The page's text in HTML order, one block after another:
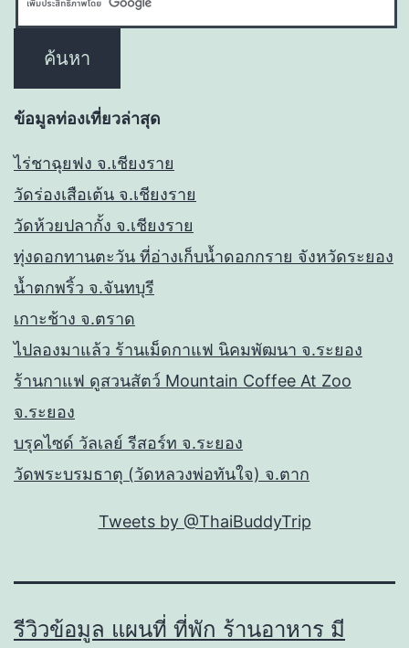
ข้อมูลท่องเที่ยวล่าสุด
ไร่ชาฉุยฟง จ.เชียงราย
วัดร่องเสือเต้น จ.เชียงราย
วัดห้วยปลากั้ง จ.เชียงราย
ทุ่งดอกทานตะวัน ที่อ่างเก็บน้ำดอกกราย จังหวัดระยอง
น้ำตกพริ้ว จ.จันทบุรี
เกาะช้าง จ.ตราด
ไปลองมาแล้ว ร้านเม็ดกาแฟ นิคมพัฒนา จ.ระยอง
ร้านกาแฟ ดูสวนสัตว์ Mountain Coffee At Zoo
จ.ระยอง
บรุคไซด์ วัลเลย์ รีสอร์ท จ.ระยอง
วัดพระบรมธาตุ (วัดหลวงพ่อทันใจ) จ.ตาก
Tweets by @ThaiBuddyTrip
รีวิวข้อมูล แผนที่ ที่พัก ร้านอาหาร มี